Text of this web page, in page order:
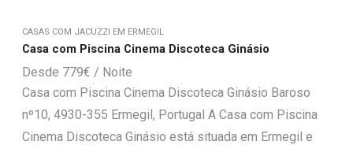
CASAS COM JACUZZI EM ERMEGIL
Casa com Piscina Cinema Discoteca Ginásio
779€
Casa com Piscina Cinema Discoteca Ginásio Baroso
nº10, 4930-355 Ermegil, Portugal A Casa com Piscina
Cinema Discoteca Ginásio está situada em Ermegil e